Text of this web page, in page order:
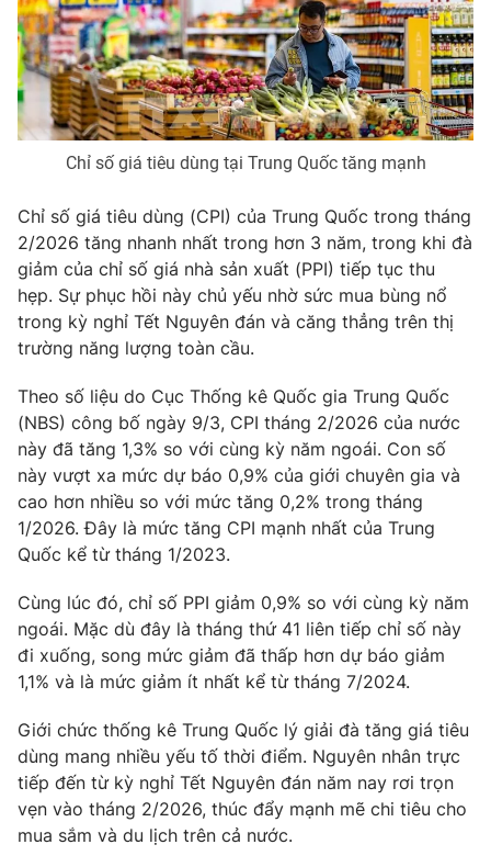
Phim VTV
Hậu trường
Nhân vật
Khán giả
Giải trí
Điện ảnh
Âm nhạc
Đời sống
Du lịch
Chất lượng cuộc sống
Giáo dục
Tuyển sinh
Học trực tuyến
Công nghệ
Hitech Công nghệ tương lai
Sản phẩm
Thị trường
Tư vấn
Giao lưu trực tuyến
Lịch phát sóng
Chuyên mục khác
Emagazine Podcast
Photo Infographic
Video Shorts video
VTV Money VTV Thể thao
VTV Sức khoẻ Bất động sản
Thị trường 24h Tấm lòng Việt
Chỉ số giá tiêu dùng tại Trung Quốc tăng mạnh
Chỉ số giá tiêu dùng (CPI) của Trung Quốc trong tháng
2/2026 tăng nhanh nhất trong hơn 3 năm, trong khi đà
giảm của chỉ số giá nhà sản xuất (PPI) tiếp tục thu
hẹp. Sự phục hồi này chủ yếu nhờ sức mua bùng nổ
trong kỳ nghỉ Tết Nguyên đán và căng thẳng trên thị
trường năng lượng toàn cầu.
Theo số liệu do Cục Thống kê Quốc gia Trung Quốc
(NBS) công bố ngày 9/3, CPI tháng 2/2026 của nước
này đã tăng 1,3% so với cùng kỳ năm ngoái. Con số
này vượt xa mức dự báo 0,9% của giới chuyên gia và
cao hơn nhiều so với mức tăng 0,2% trong tháng
1/2026. Đây là mức tăng CPI mạnh nhất của Trung
Quốc kể từ tháng 1/2023.
Cùng lúc đó, chỉ số PPI giảm 0,9% so với cùng kỳ năm
ngoái. Mặc dù đây là tháng thứ 41 liên tiếp chỉ số này
đi xuống, song mức giảm đã thấp hơn dự báo giảm
1,1% và là mức giảm ít nhất kể từ tháng 7/2024.
Giới chức thống kê Trung Quốc lý giải đà tăng giá tiêu
dùng mang nhiều yếu tố thời điểm. Nguyên nhân trực
tiếp đến từ kỳ nghỉ Tết Nguyên đán năm nay rơi trọn
vẹn vào tháng 2/2026, thúc đẩy mạnh mẽ chi tiêu cho
mua sắm và du lịch trên cả nước.